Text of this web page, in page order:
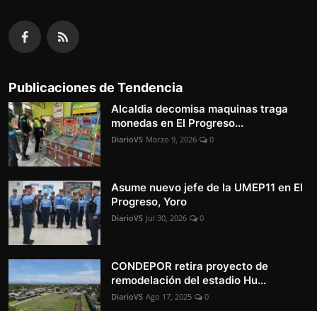
Publicaciones de Tendencia
Alcaldia decomisa maquinas traga
monedas en El Progreso...
DiarioVS Marzo 9, 2026 0
Asume nuevo jefe de la UMEP11 en El
Progreso, Yoro
DiarioVS Jul 30, 2026 0
CONDEPOR retira proyecto de
remodelación del estadio Hu...
DiarioVS Ago 17, 2025 0